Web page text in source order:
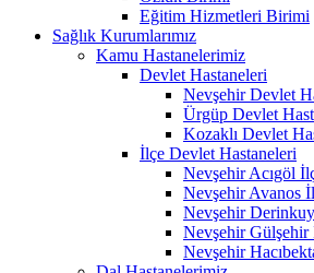
Eğitim Hizmetleri Birimi
Sağlık Kurumlarımız
Kamu Hastanelerimiz
Devlet Hastaneleri
Nevşehir Devlet
Ürgüp Devlet
Kozaklı Devlet
İlçe Devlet Hastaneleri
Nevşehir Acıgöl
Nevşehir Avanos
Nevşehir
Nevşehir Gülşehir
Nevşehir